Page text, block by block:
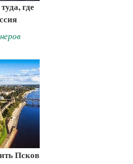
где
Псков